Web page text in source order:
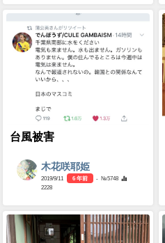
台風被害
木花咲耶姫
2019/9/11 6 年前
- №5748
2228